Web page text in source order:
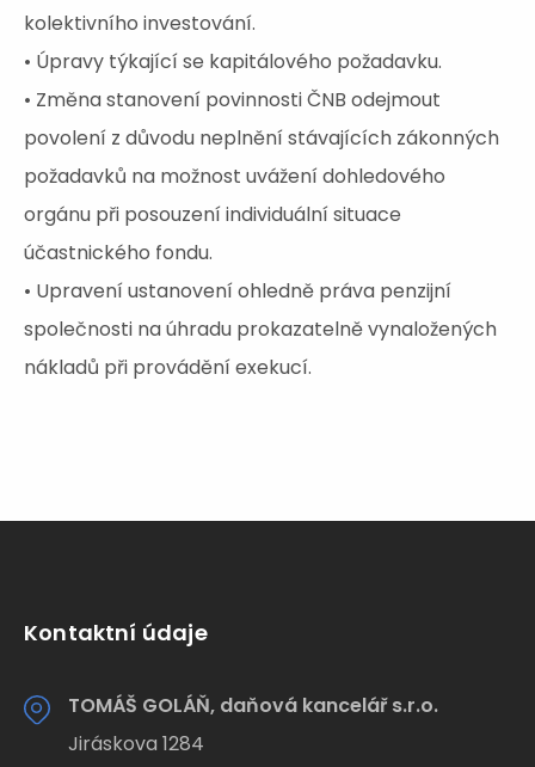
kolektivního investování.
• Úpravy týkající se kapitálového požadavku.
• Změna stanovení povinnosti ČNB odejmout
povolení z důvodu neplnění stávajících zákonných
požadavků na možnost uvážení dohledového
orgánu při posouzení individuální situace
účastnického fondu.
• Upravení ustanovení ohledně práva penzijní
společnosti na úhradu prokazatelně vynaložených
nákladů při provádění exekucí.
Kontaktní údaje
TOMÁŠ GOLÁŇ, daňová kancelář s.r.o.
Jiráskova 1284